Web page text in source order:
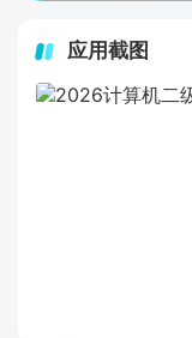
应用截图